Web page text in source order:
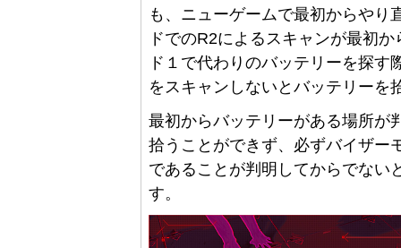
も、ニューゲームで最初からやり
ドでのR2によるスキャンが最初
ド１で代わりのバッテリーを探
をスキャンしないとバッテリーを
最初からバッテリーがある場所が
拾うことができず、必ずバイザー
であることが判明してからでない
す。